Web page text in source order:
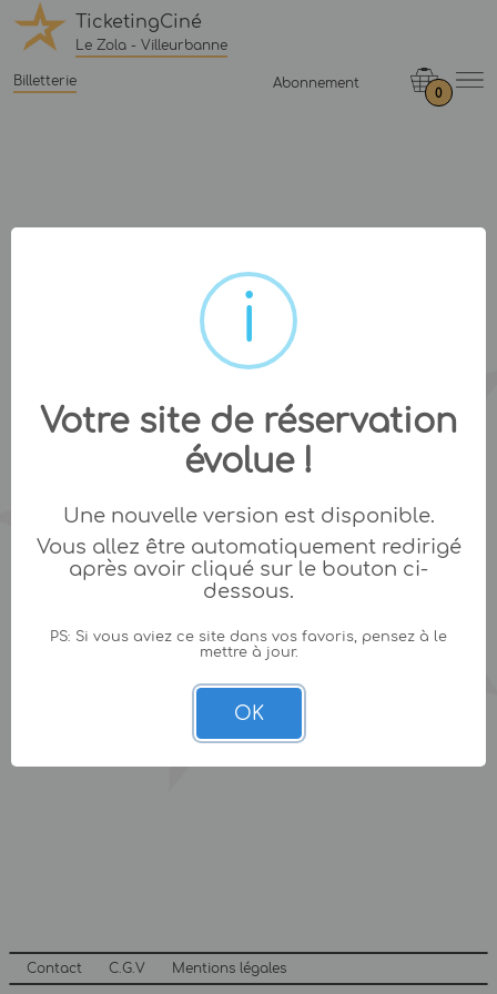
TicketingCiné
Le Zola - Villeurbanne
Billetterie Abonnement
0
Contact C.G.V Mentions légales
Votre site de réservation
évolue !
Une nouvelle version est disponible.
Vous allez être automatiquement redirigé
après avoir cliqué sur le bouton ci-
dessous.
PS: Si vous aviez ce site dans vos favoris, pensez à le
mettre à jour.
OK